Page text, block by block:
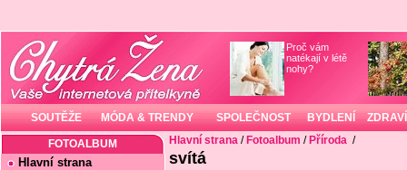
Proč vám
natékají v létě
nohy?
SOUTĚŽE MÓDA & TRENDY SPOLEČNOST BYDLENÍ ZDRAVÍ
FOTOALBUM
Hlavní strana
Hlavní strana / Fotoalbum / Příroda /
svítá